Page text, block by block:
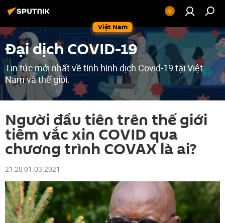
Việt Nam
Đại dịch COVID-19
Tin tức mới nhất về tình hình dịch Covid-19 tại Việt
Nam và thế giới.
Người đầu tiên trên thế giới
tiêm vắc xin COVID qua
chương trình COVAX là ai?
21:20 01.03.2021